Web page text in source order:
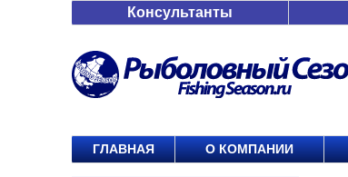
Консультанты
ГЛАВНАЯ О КОМПАНИИ